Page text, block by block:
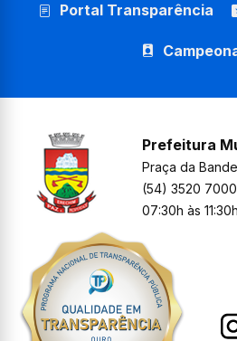
Portal Transparência
Prefeitura
Praça da
(54) 3520 7000
07:30h às